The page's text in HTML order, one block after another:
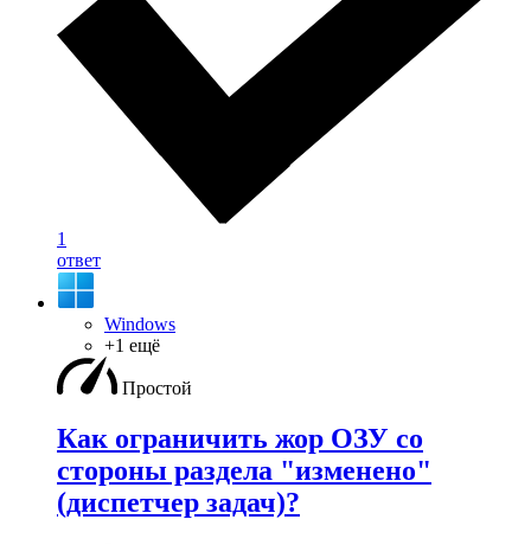
1
ответ
Windows
+1 ещё
Простой
Как ограничить жор ОЗУ со
стороны раздела "изменено"
(диспетчер задач)?